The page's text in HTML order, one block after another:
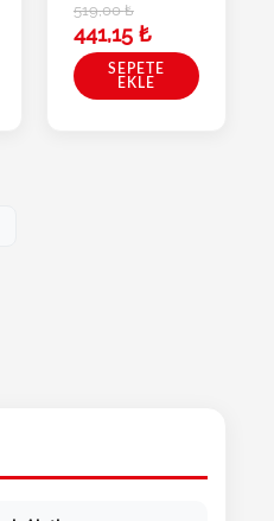
519,00₺
441,15 ₺
SEPETE
EKLE